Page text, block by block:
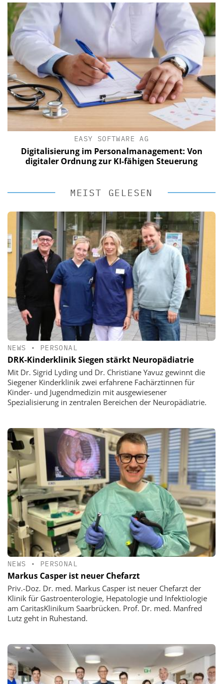
EASY SOFTWARE AG
Digitalisierung im Personalmanagement: Von
digitaler Ordnung zur KI-fähigen Steuerung
MEIST GELESEN
NEWS • PERSONAL
DRK-Kinderklinik Siegen stärkt Neuropädiatrie
Mit Dr. Sigrid Lyding und Dr. Christiane Yavuz gewinnt die
Siegener Kinderklinik zwei erfahrene Fachärztinnen für
Kinder- und Jugendmedizin mit ausgewiesener
Spezialisierung in zentralen Bereichen der Neuropädiatrie.
NEWS • PERSONAL
Markus Casper ist neuer Chefarzt
Priv.-Doz. Dr. med. Markus Casper ist neuer Chefarzt der
Klinik für Gastroenterologie, Hepatologie und Infektiologie
am CaritasKlinikum Saarbrücken. Prof. Dr. med. Manfred
Lutz geht in Ruhestand.